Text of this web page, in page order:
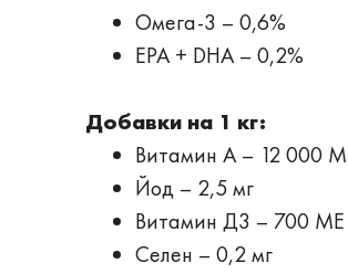
Омега-3 – 0,6%
EPA + DHA – 0,2%
Добавки на 1 кг:
Витамин А – 12 000
Йод – 2,5 мг
Витамин Д3 – 700 МЕ
Селен – 0,2 мг